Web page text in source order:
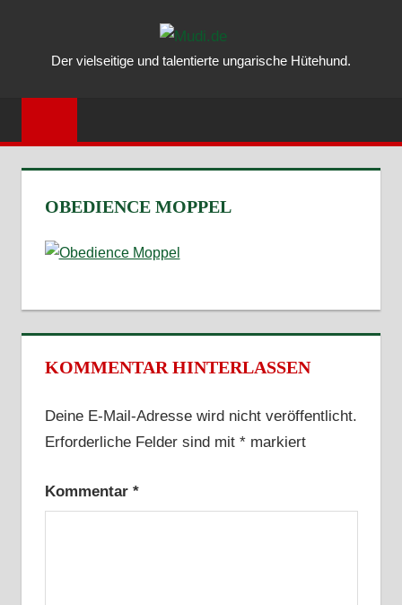
springen
–
Der vielseitige und talentierte ungarische Hütehund.
OBEDIENCE MOPPEL
KOMMENTAR HINTERLASSEN
Deine E-Mail-Adresse wird nicht veröffentlicht.
Erforderliche Felder sind mit *markiert
Kommentar *